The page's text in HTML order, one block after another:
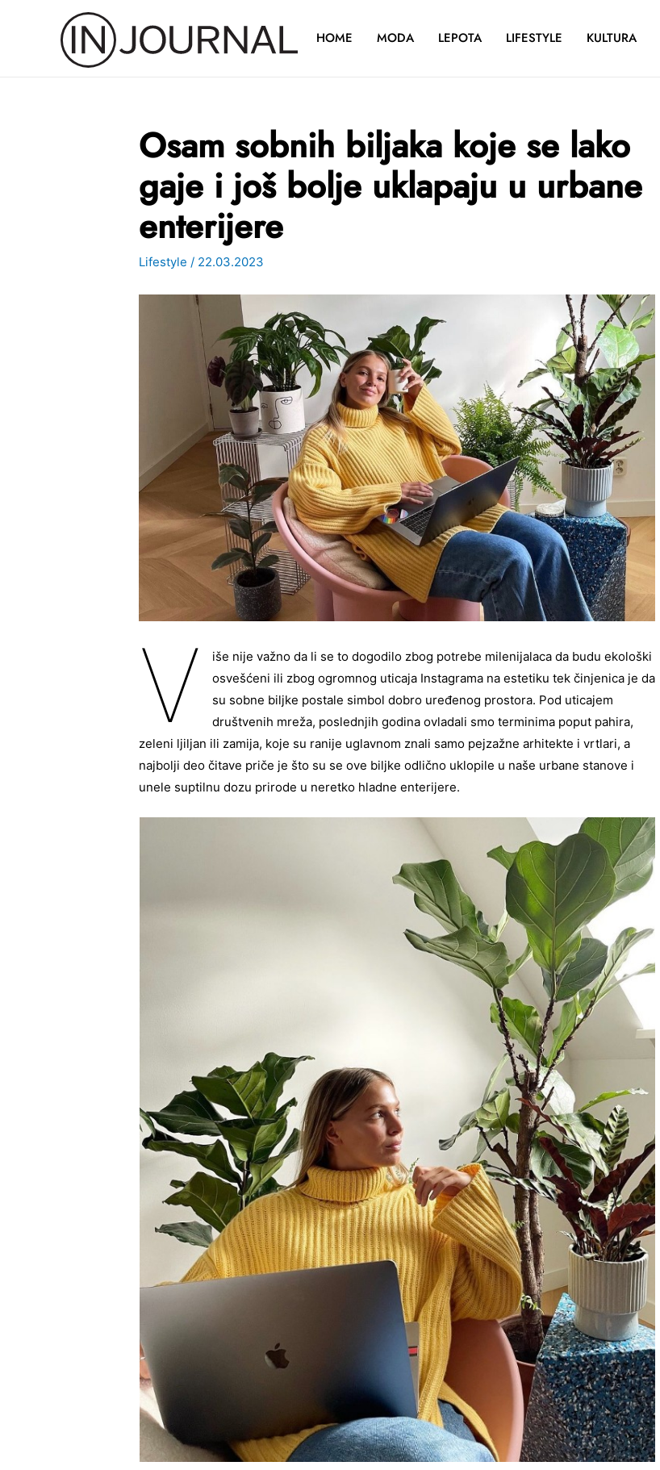
HOME MODA LEPOTA LIFESTYLE KULTURA
Osam sobnih biljaka koje se lako
gaje i još bolje uklapaju u urbane
enterijere
Lifestyle / 22.03.2023
V
iše nije važno da li se to dogodilo zbog potrebe milenijalaca da budu ekološki
osvešćeni ili zbog ogromnog uticaja Instagrama na estetiku tek činjenica je da
su sobne biljke postale simbol dobro uređenog prostora. Pod uticajem
društvenih mreža, poslednjih godina ovladali smo terminima poput pahira,
zeleni ljiljan ili zamija, koje su ranije uglavnom znali samo pejzažne arhitekte i vrtlari, a
najbolji deo čitave priče je što su se ove biljke odlično uklopile u naše urbane stanove i
unele suptilnu dozu prirode u neretko hladne enterijere.